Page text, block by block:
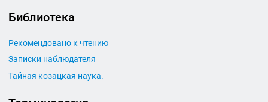
Библиотека
Рекомендовано к чтению
Записки наблюдателя
Тайная козацкая наука.